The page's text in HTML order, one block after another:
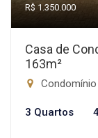
R$ 1.350.000
Casa de
163m²
Condomínio
3 Quartos